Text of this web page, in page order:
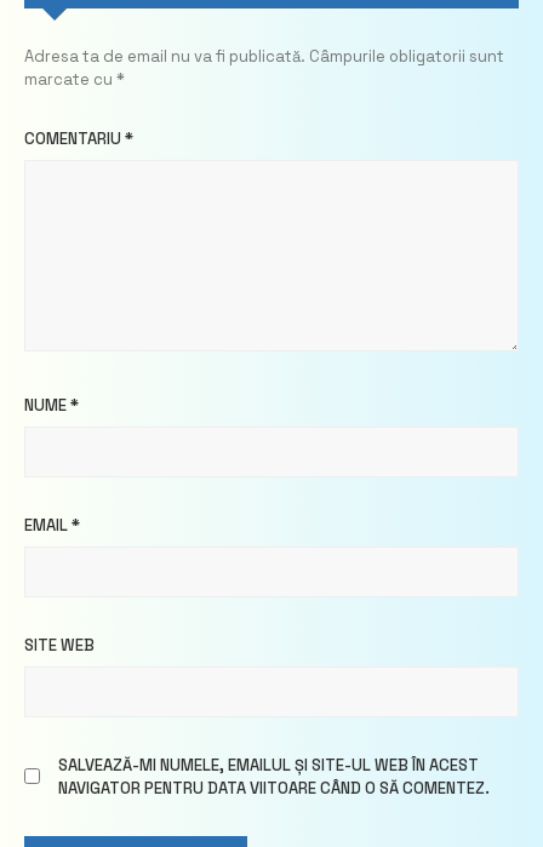
Adresa ta de email nu va fi publicată. Câmpurile obligatorii sunt
marcate cu *
COMENTARIU *
NUME*
EMAIL*
SITE WEB
SALVEAZĂ-MI NUMELE, EMAILUL ȘI SITE-UL WEB ÎN ACEST
NAVIGATOR PENTRU DATA VIITOARE CÂND O SĂ COMENTEZ.